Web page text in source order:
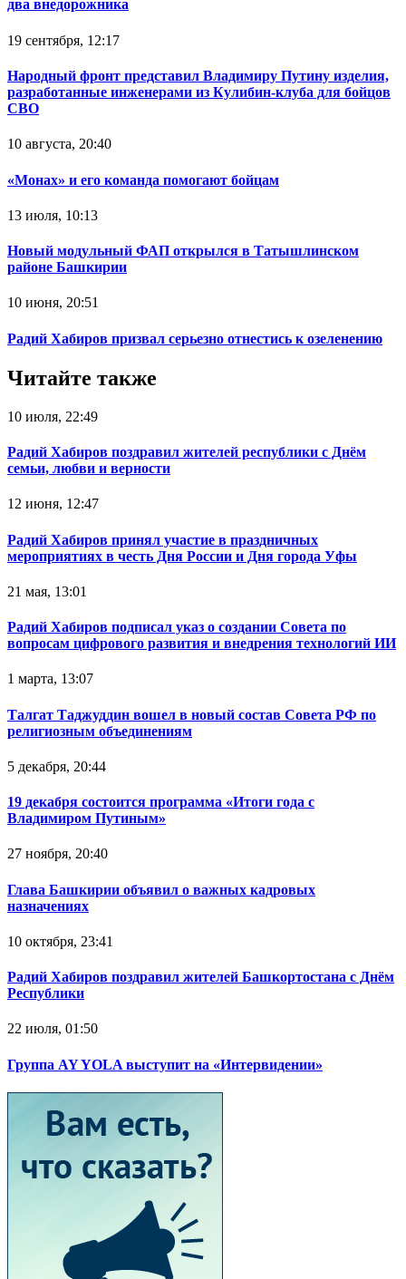
два внедорожника
19 сентября, 12:17
Народный фронт представил Владимиру Путину изделия,
разработанные инженерами из Кулибин-клуба для бойцов
СВО
10 августа, 20:40
«Монах» и его команда помогают бойцам
13 июля, 10:13
Новый модульный ФАП открылся в Татышлинском
районе Башкирии
10 июня, 20:51
Радий Хабиров призвал серьезно отнестись к озеленению
Читайте также
10 июля, 22:49
Радий Хабиров поздравил жителей республики с Днём
семьи, любви и верности
12 июня, 12:47
Радий Хабиров принял участие в праздничных
мероприятиях в честь Дня России и Дня города Уфы
21 мая, 13:01
Радий Хабиров подписал указ о создании Совета по
вопросам цифрового развития и внедрения технологий ИИ
1 марта, 13:07
Талгат Таджуддин вошел в новый состав Совета РФ по
религиозным объединениям
5 декабря, 20:44
19 декабря состоится программа «Итоги года с
Владимиром Путиным»
27 ноября, 20:40
Глава Башкирии объявил о важных кадровых
назначениях
10 октября, 23:41
Радий Хабиров поздравил жителей Башкортостана с Днём
Республики
22 июля, 01:50
Группа AY YOLA выступит на «Интервидении»